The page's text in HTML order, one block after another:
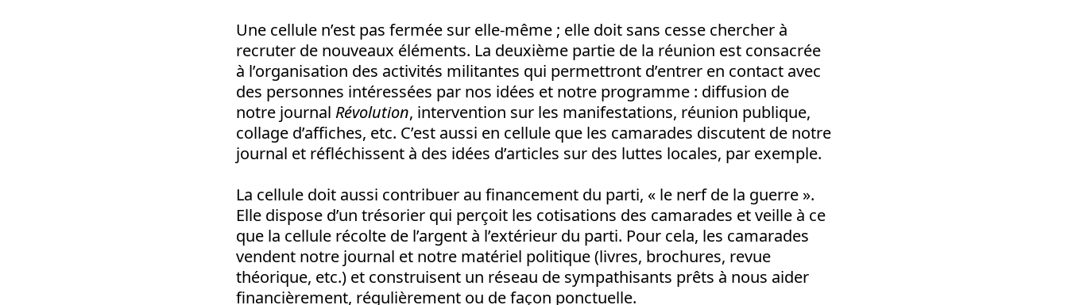
Une cellule n’est pas fermée sur elle-même ; elle doit sans cesse chercher à
recruter de nouveaux éléments. La deuxième partie de la réunion est consacrée
à l’organisation des activités militantes qui permettront d’entrer en contact avec
des personnes intéressées par nos idées et notre programme : diffusion de
notre journal Révolution, intervention sur les manifestations, réunion publique,
collage d’affiches, etc. C’est aussi en cellule que les camarades discutent de notre
journal et réfléchissent à des idées d’articles sur des luttes locales, par exemple.
La cellule doit aussi contribuer au financement du parti, « le nerf de la guerre ».
Elle dispose d’un trésorier qui perçoit les cotisations des camarades et veille à ce
que la cellule récolte de l’argent à l’extérieur du parti. Pour cela, les camarades
vendent notre journal et notre matériel politique (livres, brochures, revue
théorique, etc.) et construisent un réseau de sympathisants prêts à nous aider
financièrement, régulièrement ou de façon ponctuelle.